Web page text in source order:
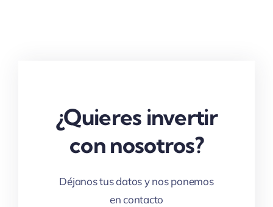
¿Quieres invertir
con nosotros?
Déjanos tus datos y nos ponemos
en contacto